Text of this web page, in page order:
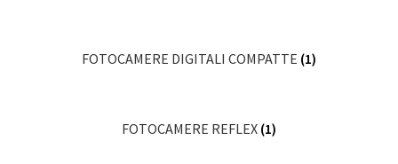
FOTOCAMERE DIGITALI COMPATTE (1)
FOTOCAMERE REFLEX (1)